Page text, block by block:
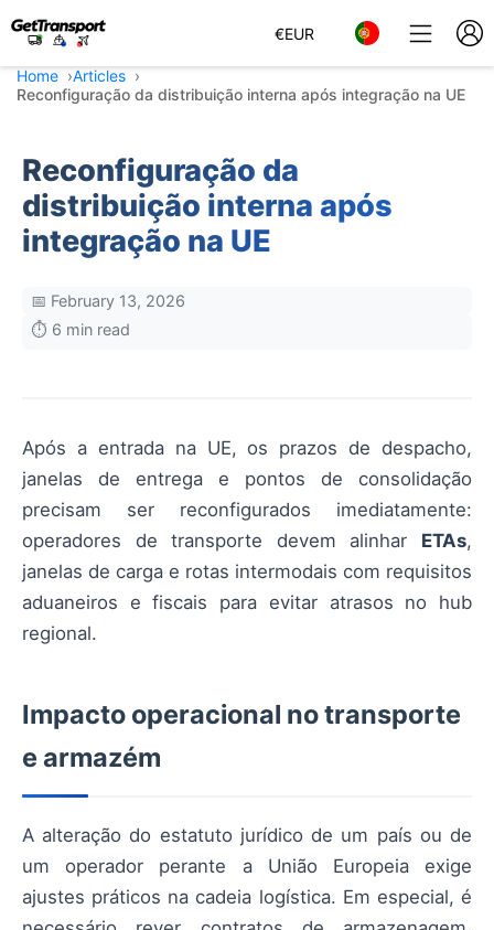
€EUR
Home
Articles
Reconfiguração da distribuição interna após integração na UE
Reconfiguração da
distribuição interna após
integração na UE
📅 February 13, 2026
⏱️ 6 min read
Após a entrada na UE, os prazos de despacho,
janelas de entrega e pontos de consolidação
precisam ser reconfigurados imediatamente:
operadores de transporte devem alinhar ETAs,
janelas de carga e rotas intermodais com requisitos
aduaneiros e fiscais para evitar atrasos no hub
regional.
Impacto operacional no transporte
e armazém
A alteração do estatuto jurídico de um país ou de
um operador perante a União Europeia exige
ajustes práticos na cadeia logística. Em especial, é